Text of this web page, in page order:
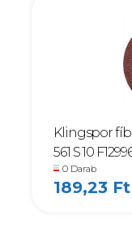
Klingspor
561 S 10
0 Darab
189,23 Ft